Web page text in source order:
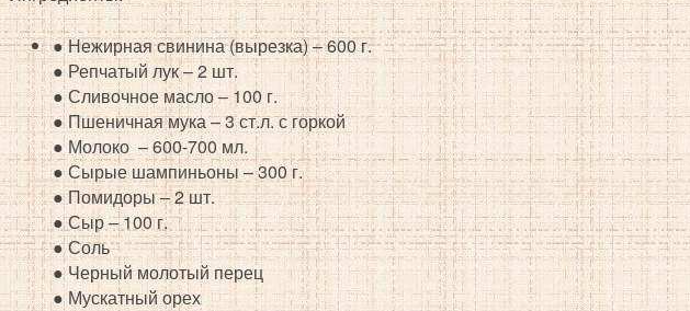
● Нежирная свинина (вырезка) – 600 г.
● Репчатый лук – 2 шт.
● Сливочное масло – 100 г.
● Пшеничная мука – 3 ст.л. с горкой
● Молоко – 600-700 мл.
● Сырые шампиньоны – 300 г.
● Помидоры – 2 шт.
● Сыр – 100 г.
● Соль
● Черный молотый перец
● Мускатный орех